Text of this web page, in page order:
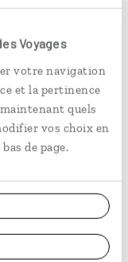
Voyages
votre navigation
et la pertinence
quels
vos choix en
de page.
cape
le bruit de